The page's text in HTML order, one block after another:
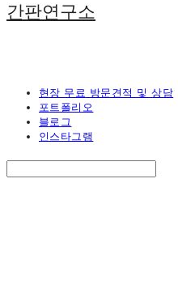
간판연구소
현장 무료 방문견적 및 상담
포트폴리오
블로그
인스타그램